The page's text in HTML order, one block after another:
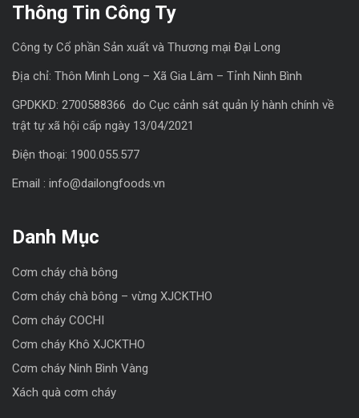
Thông Tin Công Ty
Công ty Cổ phần Sản xuất và Thương mại Đại Long
Địa chỉ: Thôn Minh Long – Xã Gia Lâm – Tỉnh Ninh Bình
GPDKKD: 2700588366 do Cục cảnh sát quản lý hành chính về
trật tự xã hội cấp ngày 13/04/2021
Điện thoại: 1900.055.577
Email : info@dailongfoods.vn
Danh Mục
Cơm cháy chà bông
Cơm cháy chà bông – vừng XJCKTHO
Cơm cháy COCHI
Cơm cháy Khô XJCKTHO
Cơm cháy Ninh Bình Vàng
Xách quà cơm cháy